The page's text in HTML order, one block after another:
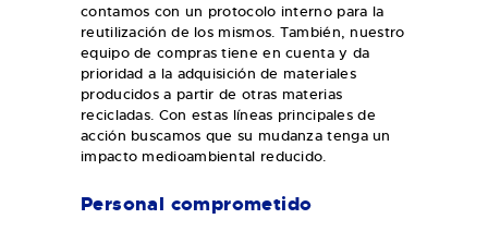
contamos con un protocolo interno para la
reutilización de los mismos. También, nuestro
equipo de compras tiene en cuenta y da
prioridad a la adquisición de materiales
producidos a partir de otras materias
recicladas. Con estas líneas principales de
acción buscamos que su mudanza tenga un
impacto medioambiental reducido.
Personal comprometido